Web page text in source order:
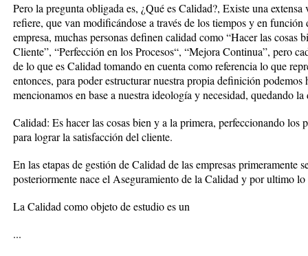
Pero la pregunta obligada es, ¿Qué es Calidad?, Existe una
refiere, que van modificándose a través de los tiempos y en función
empresa, muchas personas definen calidad como “Hacer las cosas
Cliente”, “Perfección en los Procesos“, “Mejora Continua”, pero
de lo que es Calidad tomando en cuenta como referencia lo que
entonces, para poder estructurar nuestra propia definición podemos
mencionamos en base a nuestra ideología y necesidad, quedando
Calidad: Es hacer las cosas bien y a la primera, perfeccionando los
para lograr la satisfacción del cliente.
En las etapas de gestión de Calidad de las empresas primeramente
posteriormente nace el Aseguramiento de la Calidad y por ultimo
La Calidad como objeto de estudio es un
...